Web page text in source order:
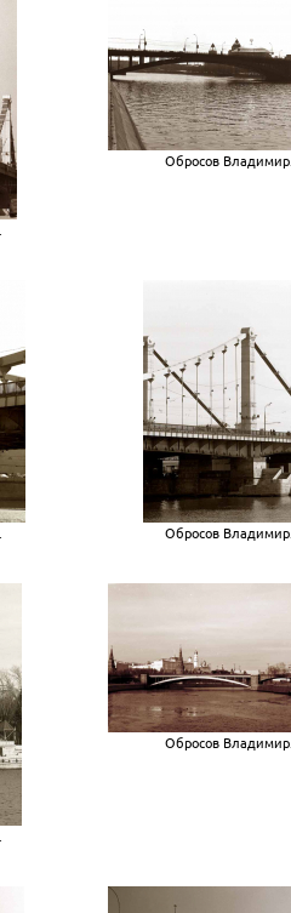
Обросов Владимир.
Обросов Владимир.
Обросов Владимир.